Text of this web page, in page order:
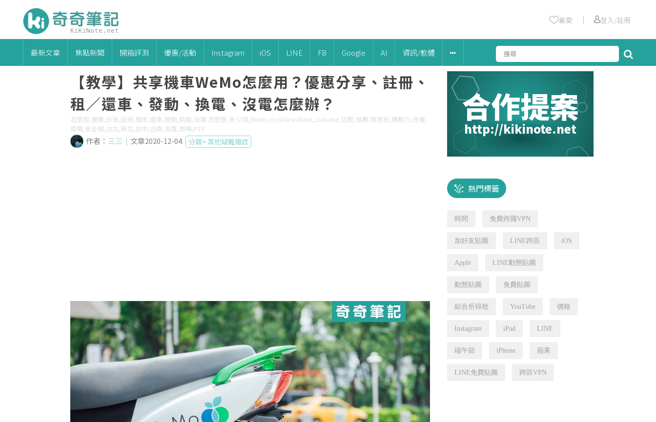
最愛 ｜ 登入/註冊
最新文章 焦點新聞 開箱評測 優惠/活動 Instagram iOS LINE FB Google AI 資訊/軟體
合作提案
http://kikinote.net
熱門標籤
時間 免費跨國VPN
加好友貼圖 LINE跨區 iOS
Apple LINE動態貼圖
動態貼圖 免費貼圖
綜合所得稅 YouTube 價格
Instagram iPad LINE
端午節 iPhone 蘋果
LINE免費貼圖 跨區VPN
【教學】共享機車WeMo怎麼用？優惠分享、註冊、
租／還車、發動、換電、沒電怎麼辦？
怎麼用,優惠,分享,註冊,租車,還車,發動,換電,沒電 怎麼辦,多少錢,WeMo,GoShare,iRent,,Gokube,比較,推薦,哪裡有,續航力,充電,
換電,安全帽,台北,新北,台中,台南,高雄,有嗎,PTT
作者： 三三 | 文章2020-12-04 分類>其他疑難雜症